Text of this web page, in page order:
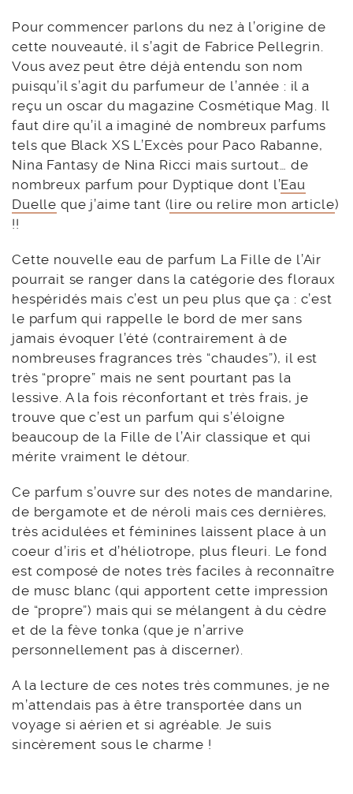
Pour commencer parlons du nez à l’origine de
cette nouveauté, il s’agit de Fabrice Pellegrin.
Vous avez peut être déjà entendu son nom
puisqu’il s’agit du parfumeur de l’année : il a
reçu un oscar du magazine Cosmétique Mag. Il
faut dire qu’il a imaginé de nombreux parfums
tels que Black XS L’Excès pour Paco Rabanne,
Nina Fantasy de Nina Ricci mais surtout… de
nombreux parfum pour Dyptique dont l’Eau
Duelle que j’aime tant (lire ou relire mon article)
!!
Cette nouvelle eau de parfum La Fille de l’Air
pourrait se ranger dans la catégorie des floraux
hespéridés mais c’est un peu plus que ça : c’est
le parfum qui rappelle le bord de mer sans
jamais évoquer l’été (contrairement à de
nombreuses fragrances très “chaudes”), il est
très “propre” mais ne sent pourtant pas la
lessive. A la fois réconfortant et très frais, je
trouve que c’est un parfum qui s’éloigne
beaucoup de la Fille de l’Air classique et qui
mérite vraiment le détour.
Ce parfum s’ouvre sur des notes de mandarine,
de bergamote et de néroli mais ces dernières,
très acidulées et féminines laissent place à un
coeur d’iris et d’héliotrope, plus fleuri. Le fond
est composé de notes très faciles à reconnaître
de musc blanc (qui apportent cette impression
de “propre”) mais qui se mélangent à du cèdre
et de la fève tonka (que je n’arrive
personnellement pas à discerner).
A la lecture de ces notes très communes, je ne
m’attendais pas à être transportée dans un
voyage si aérien et si agréable. Je suis
sincèrement sous le charme !